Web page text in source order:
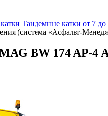
Тандемные катки от 7
(система «Асфальт-
BW 174 AP-4